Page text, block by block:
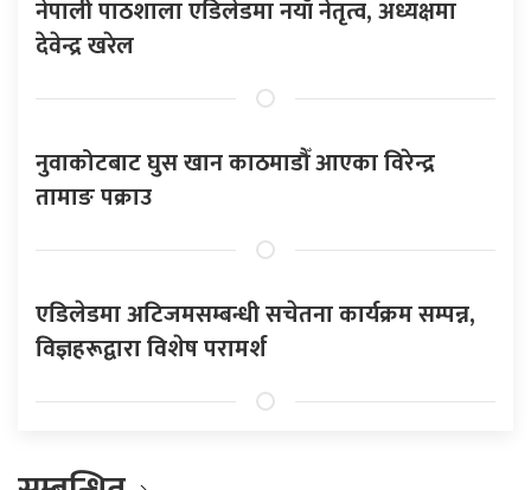
नेपाली पाठशाला एडिलेडमा नयाँ नेतृत्व, अध्यक्षमा
देवेन्द्र खरेल
नुवाकोटबाट घुस खान काठमाडौँ आएका विरेन्द्र
तामाङ पक्राउ
एडिलेडमा अटिजमसम्बन्धी सचेतना कार्यक्रम सम्पन्न,
विज्ञहरूद्वारा विशेष परामर्श